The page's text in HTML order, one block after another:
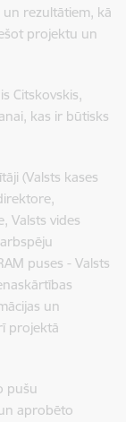
rezultātiem, kā
projektu un
Citskovskis,
kas ir būtisks
(Valsts kases
Valsts vides
puses - Valsts
un
projektā
pušu
aprobēto